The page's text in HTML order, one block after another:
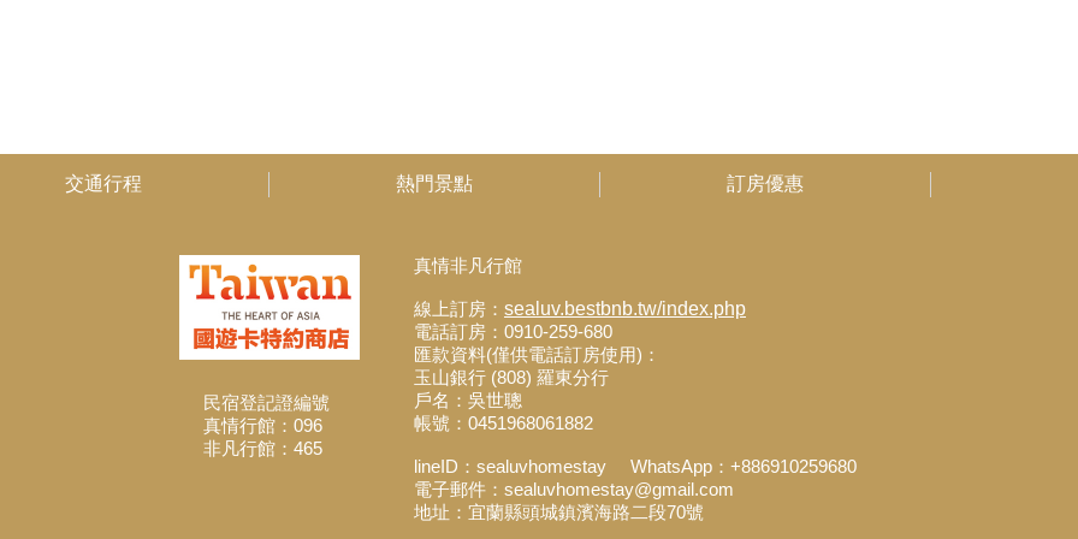
交通行程 熱門景點 訂房優惠
民宿登記證編號
真情行館：096
非凡行館：465
真情非凡行館
線上訂房： sealuv.bestbnb.tw/index.php
電話訂房：0910-259-680
匯款資料(僅供電話訂房使用)：
玉山銀行 (808) 羅東分行
戶名：吳世聰
帳號：0451968061882
lineID：sealuvhomestay WhatsApp：+886910259680
電子郵件：sealuvhomestay@gmail.com
地址：宜蘭縣頭城鎮濱海路二段70號